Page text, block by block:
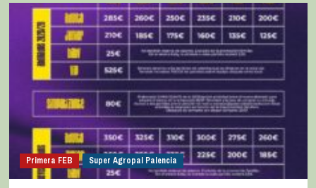
Primera FEB Super Agropal Palencia